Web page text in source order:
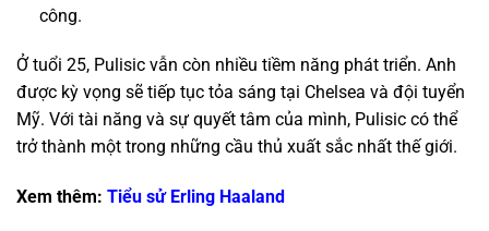
công.
Ở tuổi 25, Pulisic vẫn còn nhiều tiềm năng phát triển. Anh
được kỳ vọng sẽ tiếp tục tỏa sáng tại Chelsea và đội tuyển
Mỹ. Với tài năng và sự quyết tâm của mình, Pulisic có thể
trở thành một trong những cầu thủ xuất sắc nhất thế giới.
Xem thêm: Tiểu sử Erling Haaland